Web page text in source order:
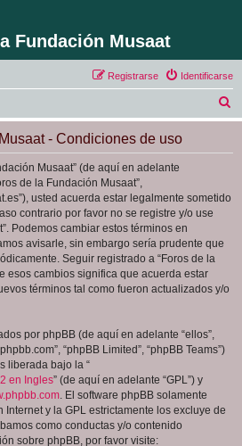
Fundación Musaat
Identificarse
Registrarse
u
- Condiciones de uso
Musaat” (de aquí en adelante
de la Fundación Musaat”,
usted acuerda estar legalmente sometido
contrario por favor no se registre y/o use
Podemos cambiar estos términos en
avisarle, sin embargo sería prudente que
Seguir registrado a “Foros de la
esos cambios significa que acuerda estar
términos tal como fueron actualizados y/o
por phpBB (de aquí en adelante “ellos”,
“phpBB Limited”, “phpBB Teams”)
liberada bajo la “
en Ingles” (de aquí en adelante “GPL”) y
. El software phpBB solamente
y la GPL estrictamente los excluye de
como conductas y/o contenido
sobre phpBB, por favor visite: